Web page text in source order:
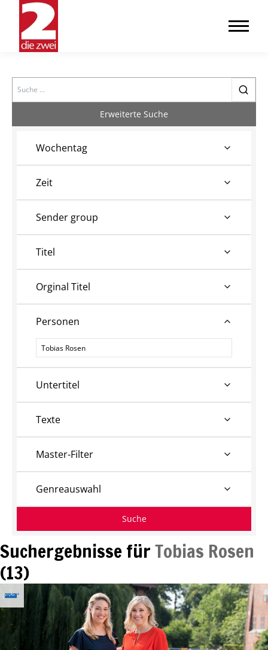
Search
Suchergebnisse fürTobias Rosen
(13)
Erweiterte Suche
Wochentag
Zeit
Sender group
Titel
Orginal Titel
Personen
Personen
Untertitel
Texte
Master-Filter
Genreauswahl
Suche